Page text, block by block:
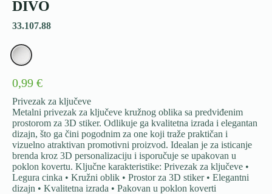
DIVO
33.107.88
0,99 €
Privezak za ključeve
Metalni privezak za ključeve kružnog oblika sa predviđenim
prostorom za 3D stiker. Odlikuje ga kvalitetna izrada i elegantan
dizajn, što ga čini pogodnim za one koji traže praktičan i
vizuelno atraktivan promotivni proizvod. Idealan je za isticanje
brenda kroz 3D personalizaciju i isporučuje se upakovan u
poklon kovertu. Ključne karakteristike: Privezak za ključeve •
Legura cinka • Kružni oblik • Prostor za 3D stiker • Elegantni
dizajn • Kvalitetna izrada • Pakovan u poklon koverti